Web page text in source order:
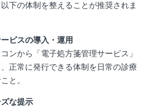
下の体制を整えることが推奨されま
ビスの導入・運用
ンから「電子処方箋管理サービス」
正常に発行できる体制を日常の診療
と。
な提示